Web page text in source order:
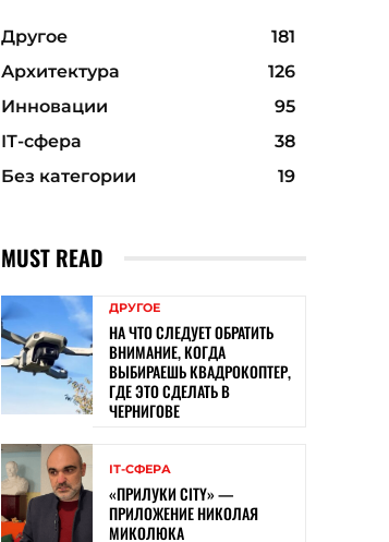
Другое
181
Архитектура
126
Инновации
95
ІТ-сфера
38
Без категории
19
MUST READ
ДРУГОЕ
НА ЧТО СЛЕДУЕТ ОБРАТИТЬ
ВНИМАНИЕ, КОГДА
ВЫБИРАЕШЬ КВАДРОКОПТЕР,
ГДЕ ЭТО СДЕЛАТЬ В
ЧЕРНИГОВЕ
ІТ-СФЕРА
«ПРИЛУКИ CITY» —
ПРИЛОЖЕНИЕ НИКОЛАЯ
МИКОЛЮКА